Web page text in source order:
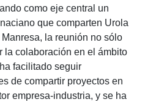
como eje central un
que comparten Urola
la reunión no sólo
la colaboración en el ámbito
facilitado seguir
de compartir proyectos en
empresa-industria, y se ha